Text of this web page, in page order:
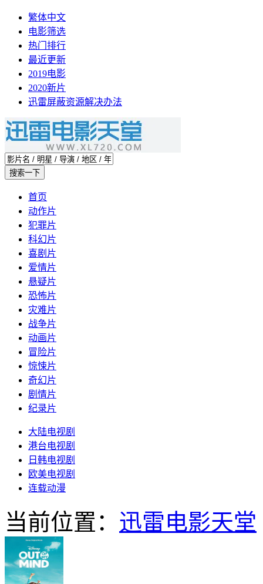
繁体中文
电影筛选
热门排行
最近更新
2019电影
2020新片
迅雷屏蔽资源解决办法
首页
动作片
犯罪片
科幻片
喜剧片
爱情片
悬疑片
恐怖片
灾难片
战争片
动画片
冒险片
惊悚片
奇幻片
剧情片
纪录片
大陆电视剧
港台电视剧
日韩电视剧
欧美电视剧
连载动漫
当前位置： 迅雷电影天堂